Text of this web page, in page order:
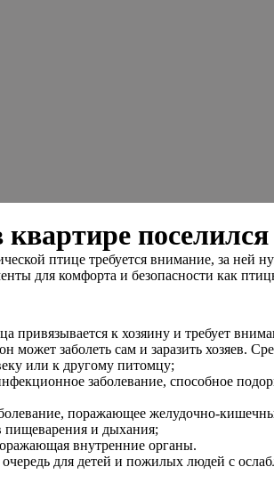
птице требуется внимание, за
для комфорта и безопасности как
к хозяину и требует
может заболеть сам и заразить хозяев.
или к другому питомцу;
заболевание, способное
поражающее желудочно-
пищеварения и дыхания;
внутренние органы.
для детей и пожилых людей с